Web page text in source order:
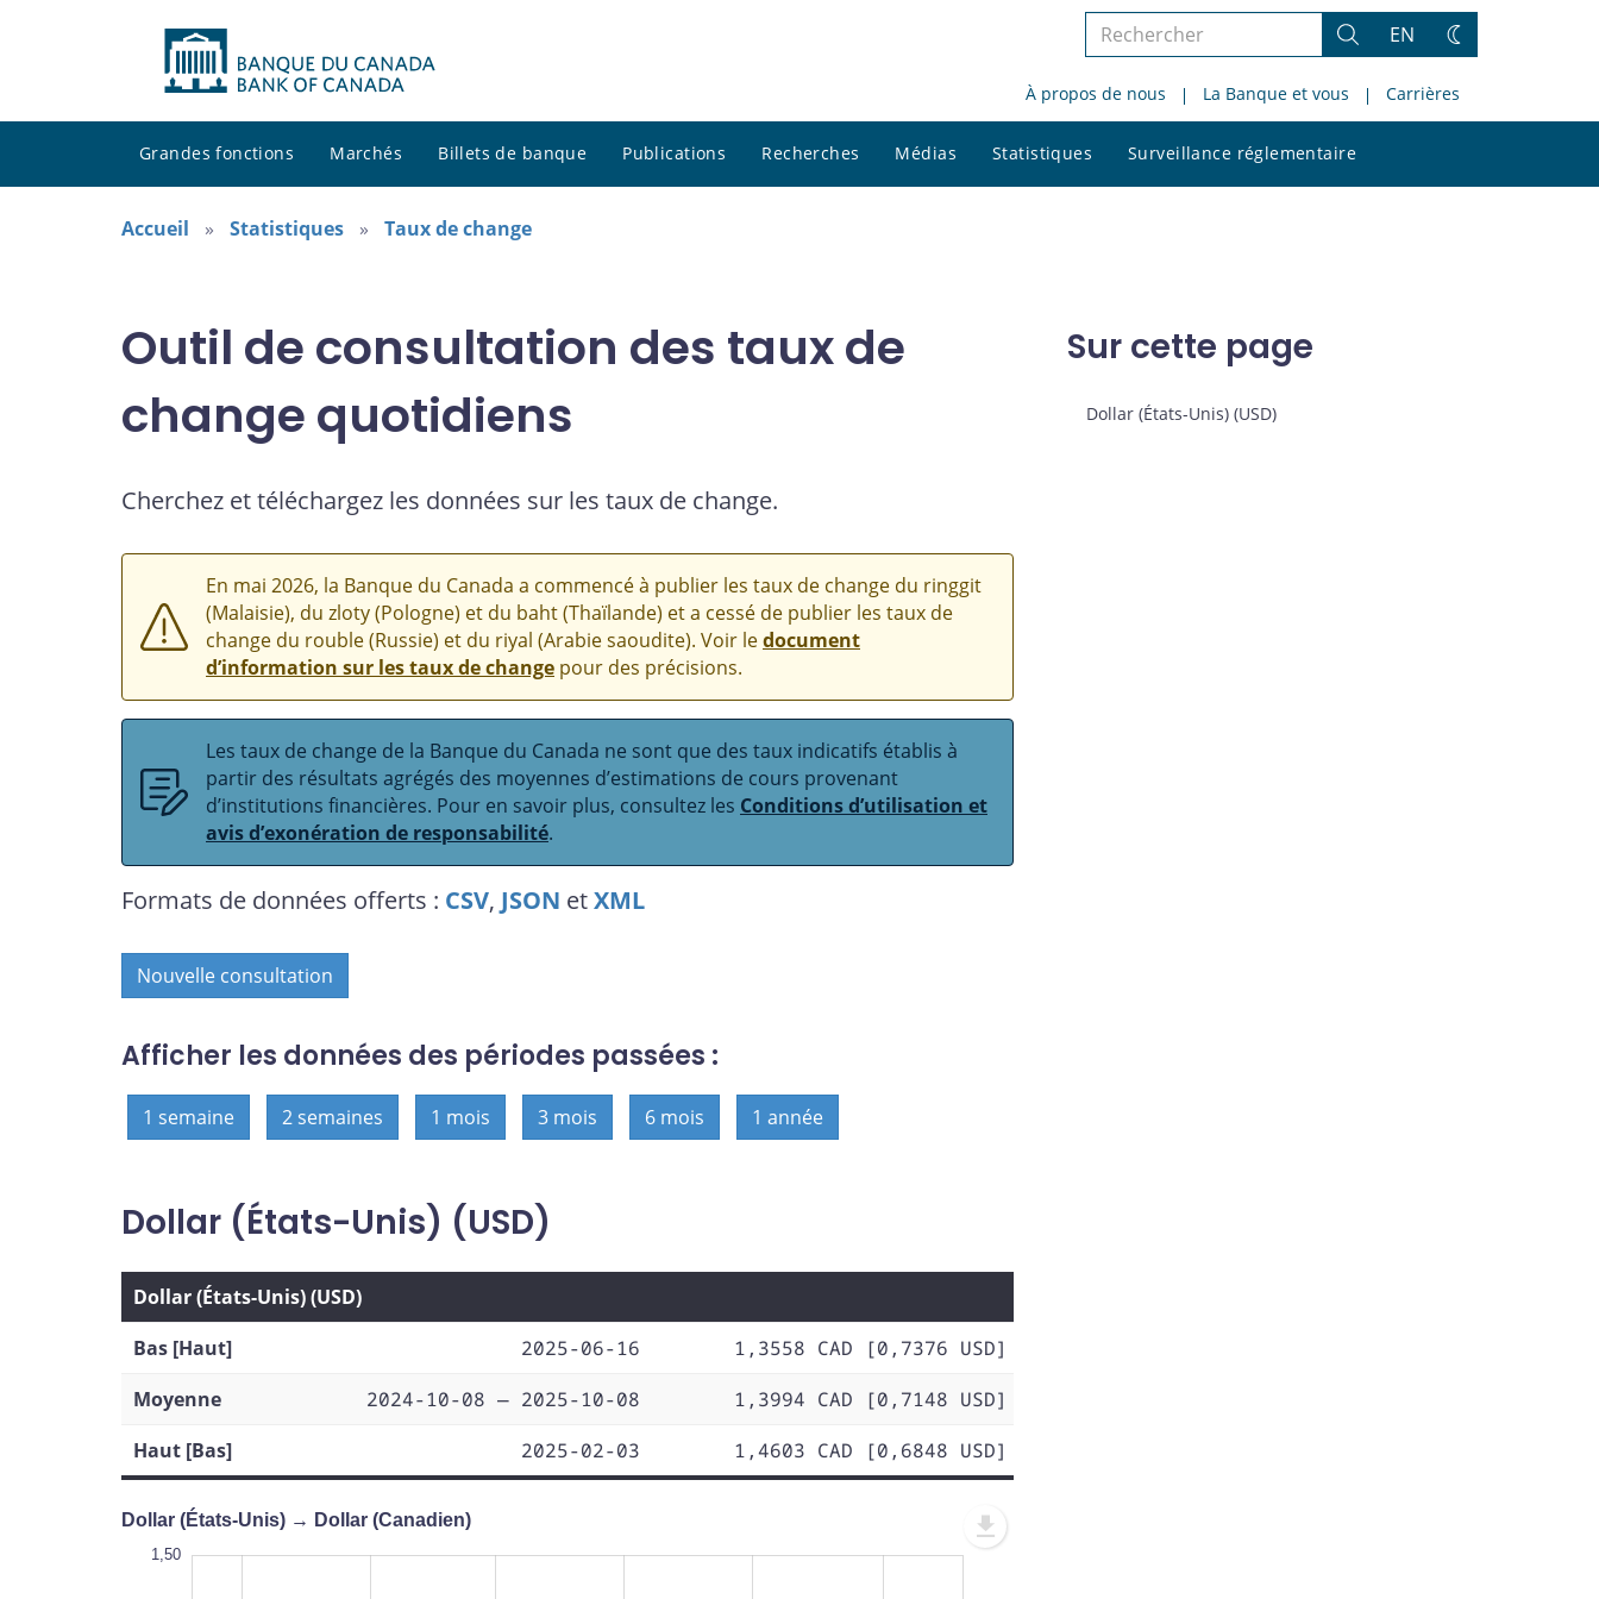
Rechercher
le
site
Rechercher
EN
Changez
thème
À propos de nous La Banque et vous Carrières
Grandes fonctions Marchés Billets de banque Publications Recherches Médias Statistiques Surveillance réglementaire
le
Accueil Statistiques Taux de change
Outil de consultation des taux de
change quotidiens
Cherchez et téléchargez les données sur les taux de change.
En mai 2026, la Banque du Canada a commencé à publier les taux de change du ringgit
(Malaisie), du zloty (Pologne) et du baht (Thaïlande) et a cessé de publier les taux de
change du rouble (Russie) et du riyal (Arabie saoudite). Voir ledocument
d’information sur les taux de change pour des précisions.
Les taux de change de la Banque du Canada ne sont que des taux indicatifs établis à
partir des résultats agrégés des moyennes d’estimations de cours provenant
d’institutions financières. Pour en savoir plus, consultez les Conditions d’utilisation et
avis d’exonération de responsabilité.
Formats de données offerts : CSV, JSON etXML
Nouvelle consultation
Afficher les données des périodes passées :
1 semaine 2 semaines 1 mois 3 mois 6 mois 1 année
Dollar (États-Unis) (USD)
Dollar (États-Unis) (USD)
Bas [Haut]
2025-06-16
1,3558 CAD [0,7376 USD]
Moyenne
2024-10-08 — 2025-10-08
1,3994 CAD [0,7148 USD]
Haut [Bas]
2025-02-03 1,4603 CAD [0,6848 USD]
Dollar (États-Unis) → Dollar (Canadien)
1,50
Sur cette page
Dollar (États-Unis) (USD)